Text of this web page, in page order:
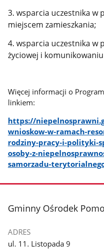
3. wsparcia uczestnika w
miejscem zamieszkania;
4. wsparcia uczestnika w
życiowej i
Więcej informacji o
linkiem:
https://
wnioskow-w-ramach-
rodziny-pracy-i-polityki-
osoby-z-
samorzadu-
stopka
Gminny Ośrodek
ADRES
ul. 11. Listopada 9